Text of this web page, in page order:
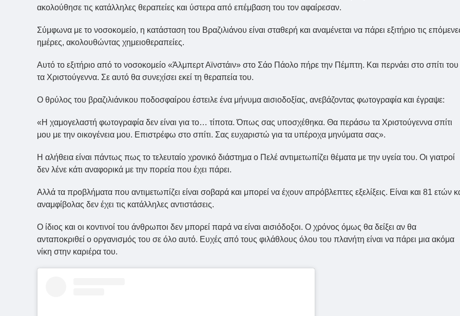
ακολούθησε τις κατάλληλες θεραπείες και ύστερα από επέμβαση του τον αφαίρεσαν.
Σύμφωνα με το νοσοκομείο, η κατάσταση του Βραζιλιάνου είναι σταθερή και αναμένεται να πάρει εξιτήριο τις
ημέρες, ακολουθώντας χημειοθεραπείες.
Αυτό το εξιτήριο από το νοσοκομείο «Άλμπερτ Αϊνστάιν» στο Σάο Πάολο πήρε την Πέμπτη. Και περνάει στο σπίτι του
τα Χριστούγεννα. Σε αυτό θα συνεχίσει εκεί τη θεραπεία του.
Ο θρύλος του βραζιλιάνικου ποδοσφαίρου έστειλε ένα μήνυμα αισιοδοξίας, ανεβάζοντας φωτογραφία και έγραψε:
«Η χαμογελαστή φωτογραφία δεν είναι για το… τίποτα. Όπως σας υποσχέθηκα. Θα περάσω τα Χριστούγεννα σπίτι
μου με την οικογένεια μου. Επιστρέφω στο σπίτι. Σας ευχαριστώ για τα υπέροχα μηνύματα σας».
Η αλήθεια είναι πάντως πως το τελευταίο χρονικό διάστημα ο Πελέ αντιμετωπίζει θέματα με την υγεία του. Οι γιατροί
δεν λένε κάτι αναφορικά με την πορεία που έχει πάρει.
Αλλά τα προβλήματα που αντιμετωπίζει είναι σοβαρά και μπορεί να έχουν απρόβλεπτες εξελίξεις. Είναι και 81 ετών
αναμφίβολας δεν έχει τις κατάλληλες αντιστάσεις.
Ο ίδιος και οι κοντινοί του άνθρωποι δεν μπορεί παρά να είναι αισιόδοξοι. Ο χρόνος όμως θα δείξει αν θα
ανταποκριθεί ο οργανισμός του σε όλο αυτό. Ευχές από τους φιλάθλους όλου του πλανήτη είναι να πάρει μια ακόμα
νίκη στην καριέρα του.